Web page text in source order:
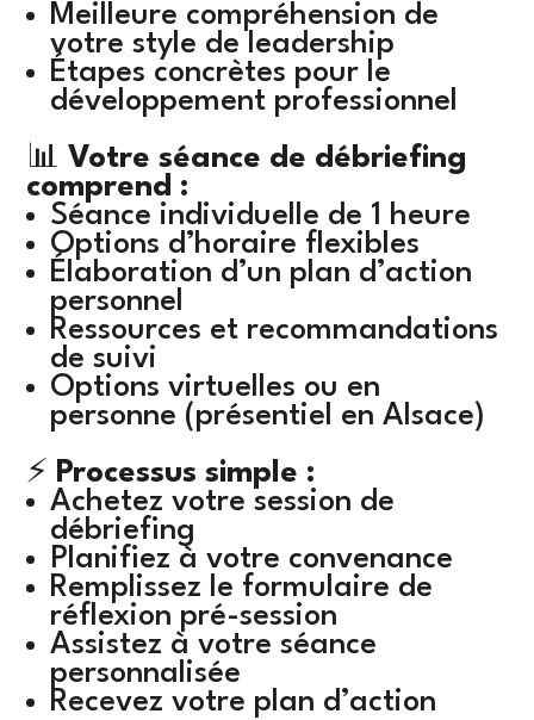
Meilleure compréhension de
votre style de leadership
Étapes concrètes pour le
développement professionnel
📊 Votre séance de débriefing
comprend :
Séance individuelle de 1 heure
Options d’horaire flexibles
Élaboration d’un plan d’action
personnel
Ressources et recommandations
de suivi
Options virtuelles ou en
personne (présentiel en Alsace)
⚡ Processus simple :
Achetez votre session de
débriefing
Planifiez à votre convenance
Remplissez le formulaire de
réflexion pré-session
Assistez à votre séance
personnalisée
Recevez votre plan d’action